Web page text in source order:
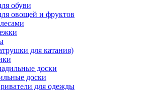
обуви
овощей и фруктов
для катания)
доски
доски
для одежды